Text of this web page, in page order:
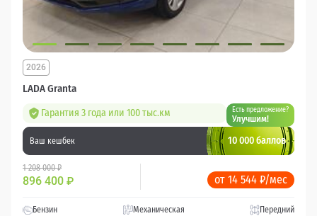
LADA Granta
2026
Гарантия 3 года или 100 тыс.км Есть предложение?
Улучшим!
Ваш кешбек 10 000 баллов
1 208 000 ₽
896 400 ₽ от 14 544 ₽/мес
Бензин Механическая Передний